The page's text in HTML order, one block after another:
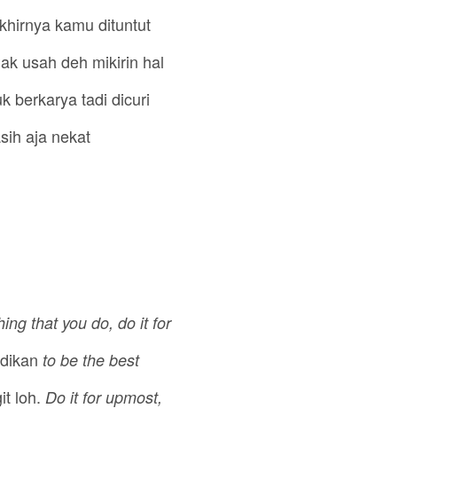
kamu dituntut
usah deh mikirin hal
berkarya tadi dicuri
aja nekat
that you do, do it for
to be the best
loh. Do it for upmost,